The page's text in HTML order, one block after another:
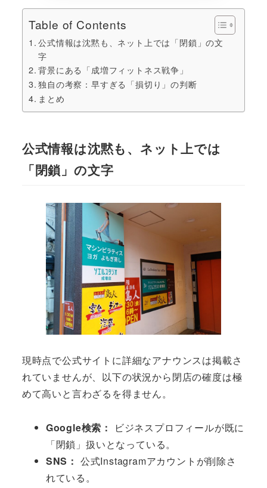
Table of Contents
公式情報は沈黙も、ネット上では「閉鎖」の文
字
背景にある「成増フィットネス戦争」
独自の考察：早すぎる「損切り」の判断
まとめ
公式情報は沈黙も、ネット上では
「閉鎖」の文字
現時点で公式サイトに詳細なアナウンスは掲載さ
れていませんが、以下の状況から閉店の確度は極
めて高いと言わざるを得ません。
Google検索：
ビジネスプロフィールが既に
「閉鎖」扱いとなっている。
SNS： 公式Instagramアカウントが削除さ
れている。